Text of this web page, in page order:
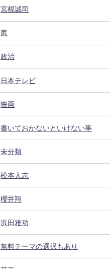
宮根誠司
嵐
政治
日本テレビ
映画
書いておかないといけない事
未分類
松本人志
櫻井翔
浜田雅功
無料テーマの選択もあり